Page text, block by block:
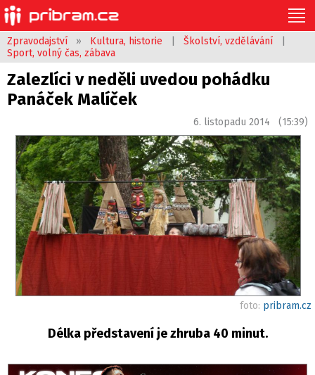
Zpravodajství » Kultura, historie Školství, vzdělávání
Sport, volný čas, zábava
Zalezlíci v neděli uvedou pohádku
Panáček Malíček
6. listopadu 2014 (15:39)
foto: pribram.cz
Délka představení je zhruba 40 minut.